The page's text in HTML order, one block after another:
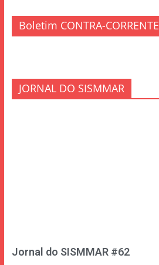
Boletim CONTRA-CORRENTE
JORNAL DO SISMMAR
Jornal do SISMMAR #62